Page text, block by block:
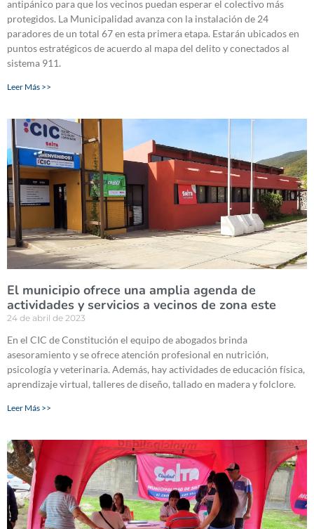
antipánico para que los vecinos puedan esperar el colectivo más
protegidos. La Municipalidad avanza con la instalación de 24
paradores de un total 67 en esta primera etapa. Estarán ubicados en
puntos estratégicos de acuerdo al mapa del delito y conectados al
sistema 911.
Leer Más >>
El municipio ofrece una amplia agenda de
actividades y servicios a vecinos de zona este
24 de abril de 2023
En el CIC de Constitución el equipo de abogados brinda
asesoramiento y se ofrece atención profesional en nutrición,
psicología y veterinaria. Además, hay actividades de educación física,
aprendizaje virtual, talleres de diseño, tallado en madera y folclore.
Leer Más >>